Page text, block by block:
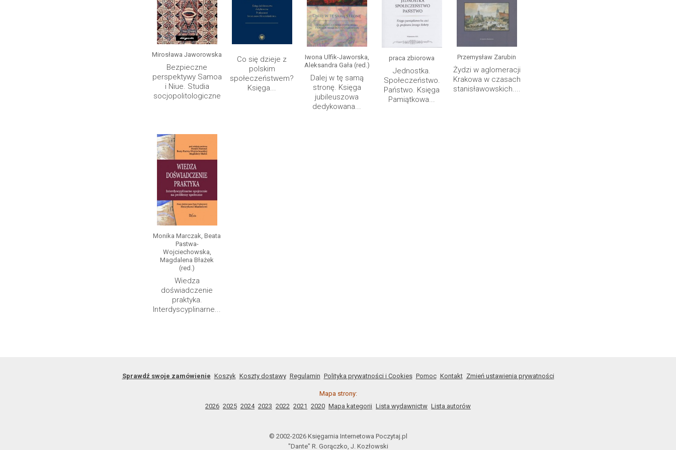
Mirosława Jaworowska
Bezpieczne
perspektywy Samoa
i Niue. Studia
socjopolitologiczne
Co się dzieje z
polskim
społeczeństwem?
Księga...
Iwona Ulfik-Jaworska,
Aleksandra Gała (red.)
Dalej w tę samą
stronę. Księga
jubileuszowa
dedykowana...
praca zbiorowa
Jednostka.
Społeczeństwo.
Państwo. Księga
Pamiątkowa...
Przemysław Zarubin
Żydzi w aglomeracji
Krakowa w czasach
stanisławowskich....
Monika Marczak, Beata
Pastwa-
Wojciechowska,
Magdalena Błażek
(red.)
Wiedza
doświadczenie
praktyka.
Interdyscyplinarne...
Sprawdź swoje zamówienie Koszyk Koszty dostawy Regulamin Polityka prywatności i Cookies Pomoc Kontakt Zmień ustawienia prywatności
Mapa strony:
2026 2025 2024 2023 2022 2021 2020 Mapa kategorii Lista wydawnictw Lista autorów
© 2002-2026 Księgarnia Internetowa Poczytaj.pl
"Dante" R. Gorączko, J. Kozłowski